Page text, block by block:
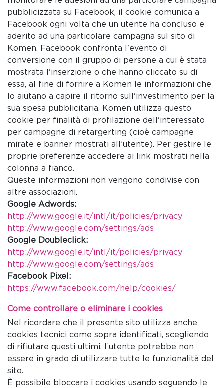
pubblicizzata su Facebook, il cookie comunica a
Facebook ogni volta che un utente ha concluso e
aderito ad una particolare campagna sul sito di
Komen. Facebook confronta l'evento di
conversione con il gruppo di persone a cui è stata
mostrata l'inserzione o che hanno cliccato su di
essa, al fine di fornire a Komen le informazioni che
lo aiutano a capire il ritorno sull'investimento per la
sua spesa pubblicitaria. Komen utilizza questo
cookie per finalità di profilazione dell'interessato
per campagne di retargerting (cioè campagne
mirate e banner mostrati all’utente). Per gestire le
proprie preferenze accedere ai link mostrati nella
colonna a fianco.
Queste informazioni non vengono condivise con
altre associazioni.
Google Adwords:
http://www.google.it/intl/it/policies/privacy
http://www.google.com/settings/ads
Google Doubleclick:
http://www.google.it/intl/it/policies/privacy
http://www.google.com/settings/ads
Facebook Pixel:
https://www.facebook.com/help/cookies/
Come controllare o eliminare i cookies
Nel ricordare che il presente sito utilizza anche
cookies tecnici come sopra identificati, scegliendo
di rifiutare questi ultimi, l’utente potrebbe non
essere in grado di utilizzare tutte le funzionalità del
sito.
È possibile bloccare i cookies usando seguendo le